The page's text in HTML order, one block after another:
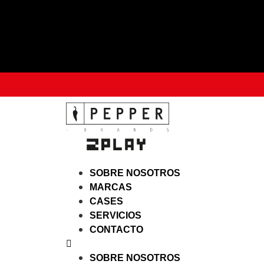
SOBRE NOSOTROS
MARCAS
CASES
SERVICIOS
CONTACTO
SOBRE NOSOTROS